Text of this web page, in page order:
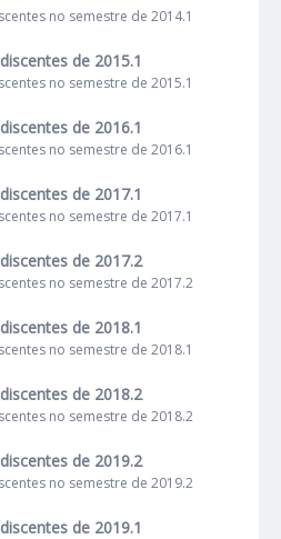
no semestre de 2014.1
de 2015.1
no semestre de 2015.1
de 2016.1
no semestre de 2016.1
de 2017.1
no semestre de 2017.1
de 2017.2
no semestre de 2017.2
de 2018.1
no semestre de 2018.1
de 2018.2
no semestre de 2018.2
de 2019.2
no semestre de 2019.2
de 2019.1